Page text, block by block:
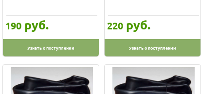
190 руб.
Узнать о поступлении
220 руб.
Узнать о поступлении